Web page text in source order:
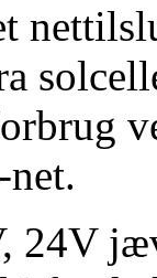
24V